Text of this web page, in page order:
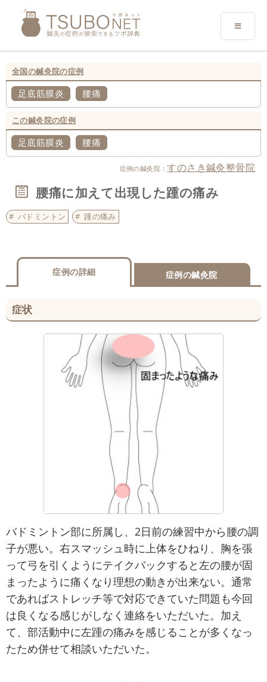
全国の鍼灸院の症例
足底筋膜炎 腰痛
この鍼灸院の症例
足底筋膜炎 腰痛
症例の鍼灸院：すのさき鍼灸整骨院
腰痛に加えて出現した踵の痛み
バドミントン 踵の痛み
症例の詳細 症例の鍼灸院
症状
バドミントン部に所属し、2日前の練習中から腰の調
子が悪い。右スマッシュ時に上体をひねり、胸を張
って弓を引くようにテイクバックすると左の腰が固
まったように痛くなり理想の動きが出来ない。通常
であればストレッチ等で対応できていた問題も今回
は良くなる感じがしなく連絡をいただいた。加え
て、部活動中に左踵の痛みを感じることが多くなっ
たため併せて相談いただいた。